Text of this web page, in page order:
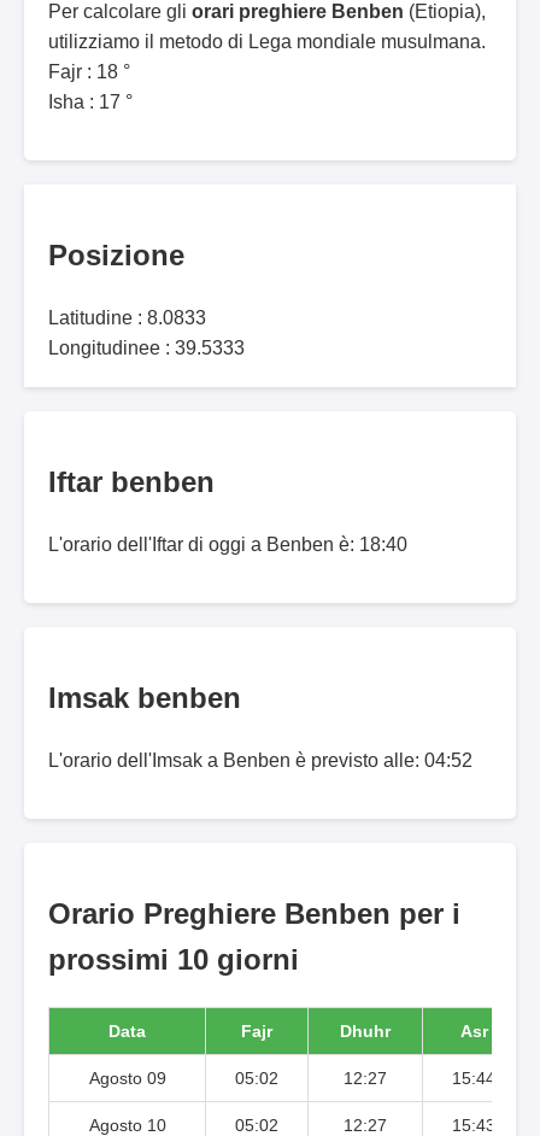
Per calcolare gli orari preghiere Benben (Etiopia),
utilizziamo il metodo di Lega mondiale musulmana.
Fajr : 18 °
Isha : 17 °
Posizione
Latitudine : 8.0833
Longitudinee : 39.5333
Iftar benben
L'orario dell'Iftar di oggi a Benben è: 18:40
Imsak benben
L'orario dell'Imsak a Benben è previsto alle: 04:52
Orario Preghiere Benben per i
prossimi 10 giorni
Data Fajr Dhuhr Asr
Agosto 09 05:02 12:27 15:44
Agosto 10 05:02 12:27 15:43